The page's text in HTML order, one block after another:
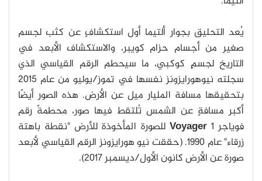
يُعد التحليق بجوار ألتيما أول استكشافٍ عن كثب لجسم
صغير من أجسام حزام كويبر، والاستكشاف الأبعد في
التاريخ لجسمٍ كوكبي، ما سيحطم الرقم القياسي الذي
سجلته نيوهورايزونز نفسها في تموز/يوليو من عام 2015
بتحقيقها مسافة المليار ميل عن الأرض. هذه الصور أيضًا
أكبر مسافةٍ عن الشمس تُلتقط فيها صور، محطمةً رقم
فوياجر 1
Voyager للصورة المأخوذة للأرض "نقطة باهتة
زرقاء" عام 1990. (حققت نيو هورايزونز الرقم القياسي لأبعد
صورة عن الأرض كانون الأول/ديسمبر 2017).